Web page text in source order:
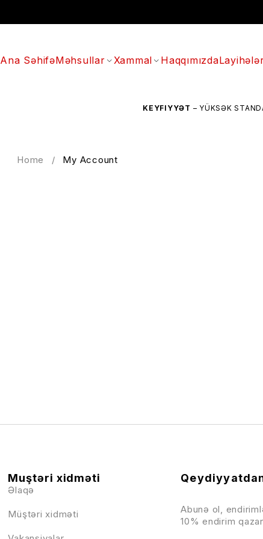
Ana SəhifəMəhsullar Xammal Haqqımızda
KEYFIYYƏT– YÜKSƏK
Home / My Account
Muştəri xidməti
Əlaqə
Müştəri xidməti
Abunə ol,
10% endirim